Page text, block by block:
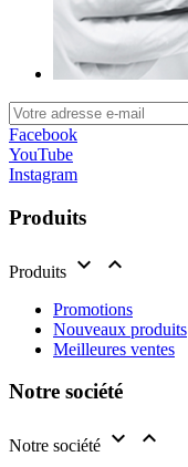
Facebook
YouTube
Instagram
Produits
Produits  
Promotions
Nouveaux produits
Meilleures ventes
Notre société
Notre société  